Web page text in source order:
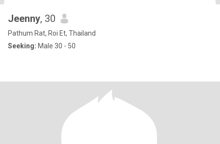
Jeenny, 30
Pathum Rat, Roi Et, Thailand
Seeking: Male 30 - 50